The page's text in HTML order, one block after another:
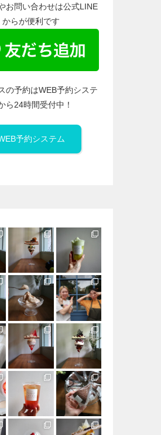
お問い合わせは公式LINE
からが便利です
の予約はWEB予約システ
ら24時間受付中！
予約システム